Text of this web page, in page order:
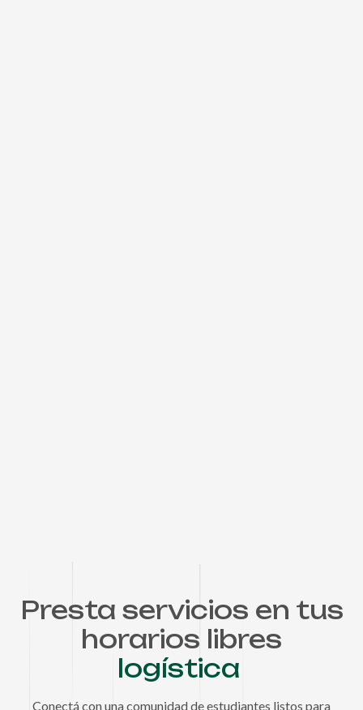
Presta servicios en tus
horarios libres
log
eventos
Conectá con una comunidad de estudiantes listos para